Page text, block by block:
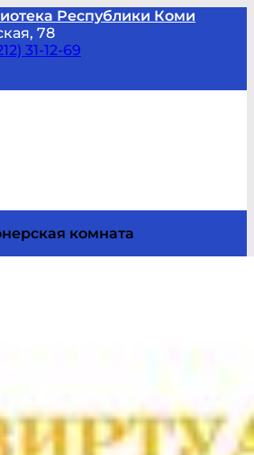
Республики Коми
78
31-12-69
комната